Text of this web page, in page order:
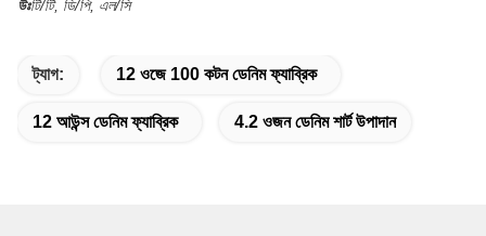
উঃটি/টি, ডি/পি, এল/সি
ট্যাগ: 12 ওজে 100 কটন ডেনিম ফ্যাব্রিক
12 আউন্স ডেনিম ফ্যাব্রিক 4.2 ওজন ডেনিম শার্ট উপাদান